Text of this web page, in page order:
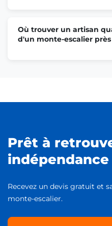
Où trouver un artisan
d'un monte-escalier
Prêt à
Recevez un devis gratuit et
monte-escalier.